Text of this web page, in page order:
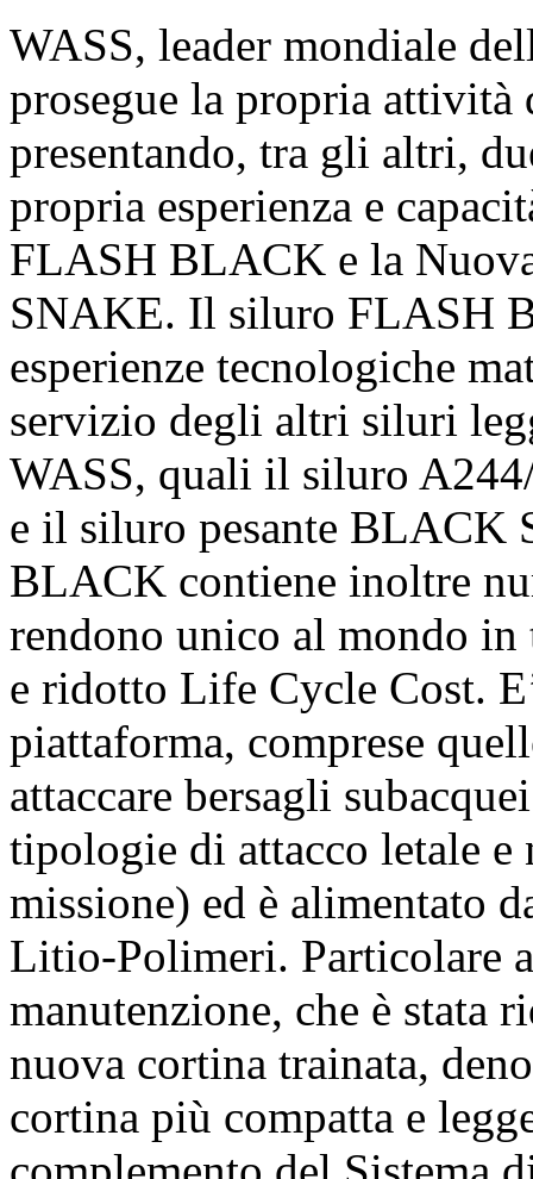
WASS, leader mondiale
prosegue la propria
presentando, tra gli altri,
propria esperienza e
FLASH BLACK e la
SNAKE. Il siluro FLASH
esperienze tecnologiche
servizio degli altri siluri
WASS, quali il siluro
e il siluro pesante
BLACK contiene inoltre
rendono unico al mondo
e ridotto Life Cycle Cost.
piattaforma, comprese
attaccare bersagli
tipologie di attacco letale
missione) ed è alimentato
Litio-Polimeri. Particolare
manutenzione, che è stata
nuova cortina trainata,
cortina più compatta e